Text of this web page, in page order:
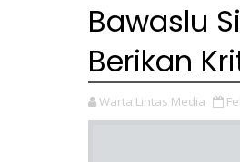
Bawaslu
Berikan
Warta Lintas Media